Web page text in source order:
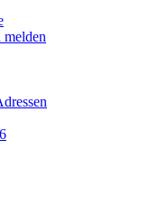
melden